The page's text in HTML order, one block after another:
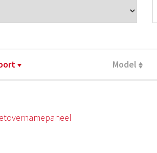
Model